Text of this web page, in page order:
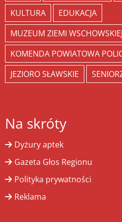
KULTURA
EDUKACJA
MUZEUM ZIEMI WSCHOWSKIEJ
KOMENDA POWIATOWA
JEZIORO SŁAWSKIE
Na skróty
Dyżury aptek
Gazeta Głos Regionu
Polityka prywatności
Reklama